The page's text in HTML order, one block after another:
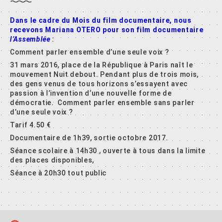
Dans le cadre du Mois du film documentaire, nous
recevons Mariana OTERO pour son film documentaire
l’Assemblée :
Comment parler ensemble d’une seule voix ?
31 mars 2016, place de la République à Paris naît le
mouvement Nuit debout. Pendant plus de trois mois,
des gens venus de tous horizons s’essayent avec
passion à l’invention d’une nouvelle forme de
démocratie. Comment parler ensemble sans parler
d’une seule voix ?
Tarif 4.50 €
Documentaire de 1h39, sortie octobre 2017.
Séance scolaire à 14h30 , ouverte à tous dans la limite
des places disponibles,
Séance à 20h30 tout public